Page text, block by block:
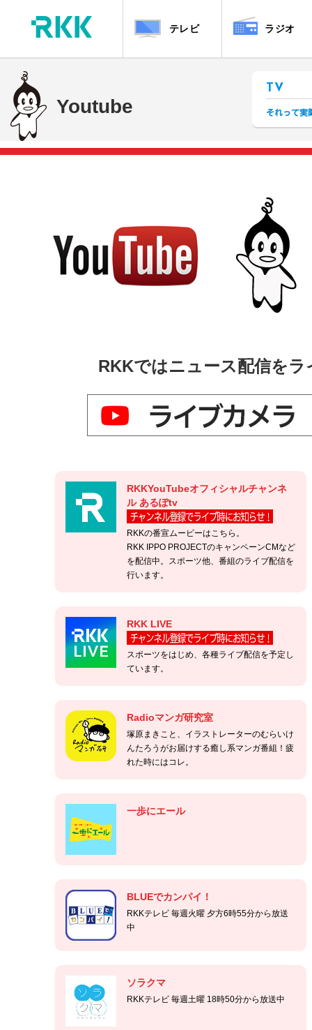
テレビ ラジオ
Youtube
TV
RKKではニュース配信を
RKKYouTubeオフィシャルチャンネ
ル あるぽtv
RKKの番宣ムービーはこちら。
RKK IPPO PROJECTのキャンペーンCMなど
を配信中。スポーツ他、番組のライブ配信を
行います。
RKK LIVE
スポーツをはじめ、各種ライブ配信を予定し
ています。
Radioマンガ研究室
塚原まきこと、イラストレーターのむらいけ
んたろうがお届けする癒し系マンガ番組！疲
れた時にはコレ。
一歩にエール
BLUEでカンパイ！
RKKテレビ 毎週火曜 夕方6時55分から放送
中
ソラクマ
RKKテレビ 毎週土曜 18時50分から放送中